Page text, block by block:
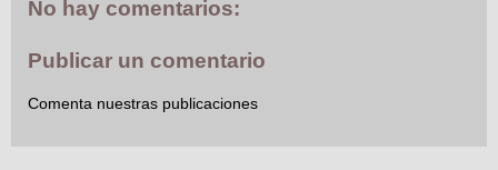
No hay comentarios:
Publicar un comentario
Comenta nuestras publicaciones